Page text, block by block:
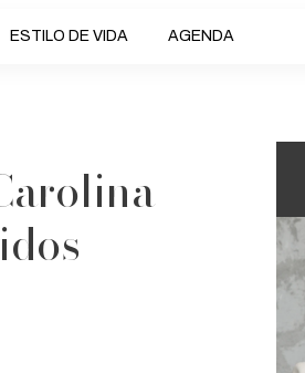
ESTILO DE VIDA AGENDA